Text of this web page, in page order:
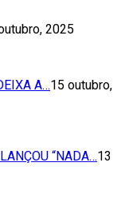
2025
A…15 outubro,
“NADA…13